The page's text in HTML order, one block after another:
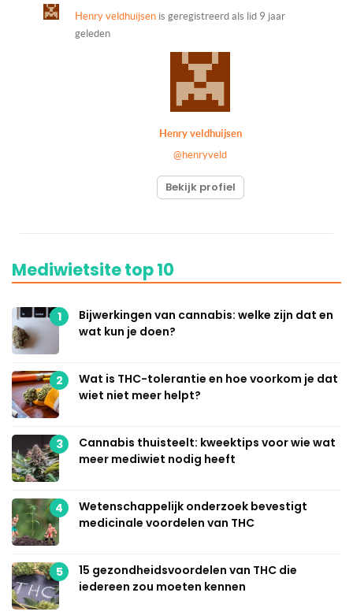
Henry veldhuijsen is geregistreerd als lid 9 jaar
geleden
Henry veldhuijsen
@henryveld
Bekijk profiel
Mediwietsite top 10
1
Bijwerkingen van cannabis: welke zijn dat en
wat kun je doen?
2
Wat is THC-tolerantie en hoe voorkom je dat
wiet niet meer helpt?
3
Cannabis thuisteelt: kweektips voor wie wat
meer mediwiet nodig heeft
4
Wetenschappelijk onderzoek bevestigt
medicinale voordelen van THC
5
15 gezondheidsvoordelen van THC die
iedereen zou moeten kennen